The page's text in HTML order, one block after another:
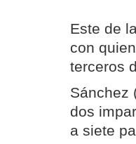
Este de
con
terceros
Sánchez
dos
a siete